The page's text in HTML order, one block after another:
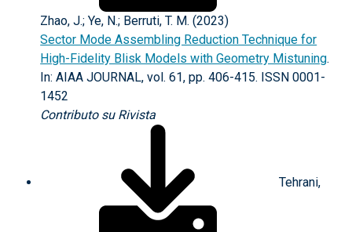
Zhao, J.; Ye, N.; Berruti, T. M. (2023)
Sector Mode Assembling Reduction Technique for
High-Fidelity Blisk Models with Geometry Mistuning.
In: AIAA JOURNAL, vol. 61, pp. 406-415. ISSN 0001-
1452
Contributo su Rivista
Tehrani,